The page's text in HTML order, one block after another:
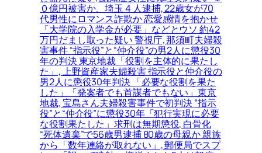
０億円被害か、埼玉４人逮捕, 22歳女が70
代男性にロマンス詐欺か 恋愛感情を抱かせ
「大学院の入学金が必要」などとウソ 約42
万円だまし取った疑い 警視庁, 那須町夫婦殺
害事件 “指示役”と“仲介役”の男2人に懲役30
年の判決 東京地裁「役割を主体的に果たし
た」, 上野資産家夫婦殺害 指示役と仲介役の
男2人に懲役30年判決 「必要な役割を果た
した」「発案者でも首謀者でもない」東京
地裁, 宝島さん夫婦殺害事件で初判決 “指示
役”と“仲介役”に懲役30年「犯行実現に必要
な役割果たした」求刑は無期懲役, 白骨化
“死体遺棄”で56歳男逮捕 80歳の母親か 親族
から「数年連絡が取れない」, 郵便局でスプ